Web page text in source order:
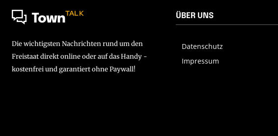
TownTALK
Die wichtigsten Nachrichten rund um den
Freistaat direkt online oder auf das Handy -
kostenfrei und garantiert ohne Paywall!
ÜBER UNS
Datenschutz
Impressum